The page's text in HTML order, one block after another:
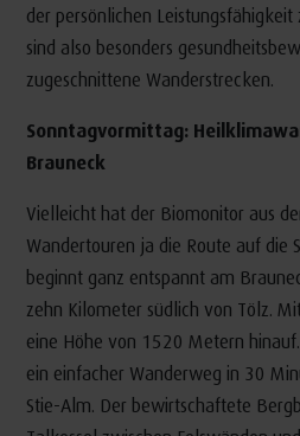
der persönlichen
sind also besonders
zugeschnittene Wanderstrecken.
Sonntagvormittag:
Brauneck
Vielleicht hat der Biomonitor aus
Wandertouren ja die Route auf die
beginnt ganz entspannt am
zehn Kilometer südlich von Tölz.
eine Höhe von 1520 Metern
ein einfacher Wanderweg in 30
Stie-Alm. Der bewirtschaftete